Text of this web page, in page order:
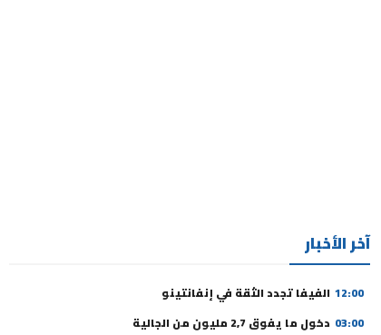
آخر الأخبار
12:00 الفيفا تجدد الثقة في إنفانتينو
03:00 دخول ما يفوق 2,7 مليون من الجالية